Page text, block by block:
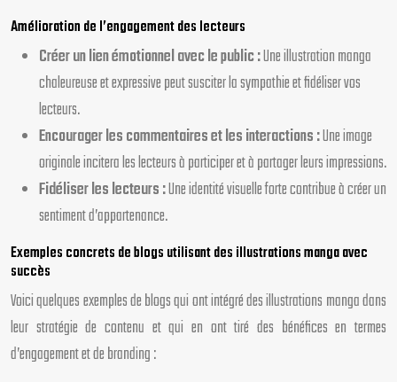
Amélioration de l’engagement des lecteurs
Créer un lien émotionnel avec le public :Une illustration manga
chaleureuse et expressive peut susciter la sympathie et fidéliser vos
lecteurs.
Encourager les commentaires et les interactions :Une image
originale incitera les lecteurs à participer et à partager leurs impressions.
Fidéliser les lecteurs :Une identité visuelle forte contribue à créer un
sentiment d’appartenance.
Exemples concrets de blogs utilisant des illustrations manga avec
succès
Voici quelques exemples de blogs qui ont intégré des illustrations manga dans
leur stratégie de contenu et qui en ont tiré des bénéfices en termes
d’engagement et de branding :